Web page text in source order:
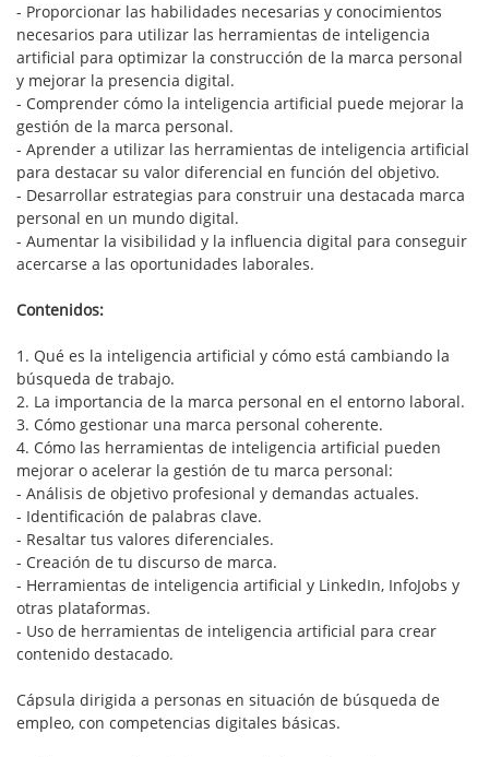
- Proporcionar las habilidades necesarias y conocimientos
necesarios para utilizar las herramientas de inteligencia
artificial para optimizar la construcción de la marca personal
y mejorar la presencia digital.
- Comprender cómo la inteligencia artificial puede mejorar la
gestión de la marca personal.
- Aprender a utilizar las herramientas de inteligencia artificial
para destacar su valor diferencial en función del objetivo.
- Desarrollar estrategias para construir una destacada marca
personal en un mundo digital.
- Aumentar la visibilidad y la influencia digital para conseguir
acercarse a las oportunidades laborales.
Contenidos:
1. Qué es la inteligencia artificial y cómo está cambiando la
búsqueda de trabajo.
2. La importancia de la marca personal en el entorno laboral.
3. Cómo gestionar una marca personal coherente.
4. Cómo las herramientas de inteligencia artificial pueden
mejorar o acelerar la gestión de tu marca personal:
- Análisis de objetivo profesional y demandas actuales.
- Identificación de palabras clave.
- Resaltar tus valores diferenciales.
- Creación de tu discurso de marca.
- Herramientas de inteligencia artificial y LinkedIn, InfoJobs y
otras plataformas.
- Uso de herramientas de inteligencia artificial para crear
contenido destacado.
Cápsula dirigida a personas en situación de búsqueda de
empleo, con competencias digitales básicas.